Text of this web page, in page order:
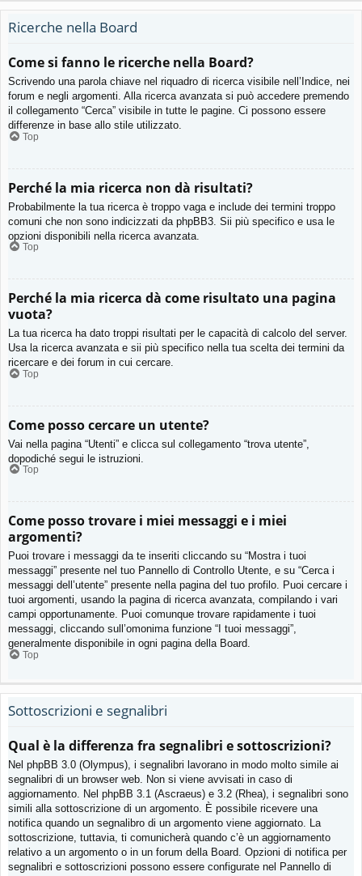
Ricerche nella Board
Come si fanno le ricerche nella Board?
Scrivendo una parola chiave nel riquadro di ricerca visibile nell’Indice, nei
forum e negli argomenti. Alla ricerca avanzata si può accedere premendo
il collegamento “Cerca” visibile in tutte le pagine. Ci possono essere
differenze in base allo stile utilizzato.
Top
Perché la mia ricerca non dà risultati?
Probabilmente la tua ricerca è troppo vaga e include dei termini troppo
comuni che non sono indicizzati da phpBB3. Sii più specifico e usa le
opzioni disponibili nella ricerca avanzata.
Top
Perché la mia ricerca dà come risultato una pagina
vuota?
La tua ricerca ha dato troppi risultati per le capacità di calcolo del server.
Usa la ricerca avanzata e sii più specifico nella tua scelta dei termini da
ricercare e dei forum in cui cercare.
Top
Come posso cercare un utente?
Vai nella pagina “Utenti” e clicca sul collegamento “trova utente”,
dopodiché segui le istruzioni.
Top
Come posso trovare i miei messaggi e i miei
argomenti?
Puoi trovare i messaggi da te inseriti cliccando su “Mostra i tuoi
messaggi” presente nel tuo Pannello di Controllo Utente, e su “Cerca i
messaggi dell’utente” presente nella pagina del tuo profilo. Puoi cercare i
tuoi argomenti, usando la pagina di ricerca avanzata, compilando i vari
campi opportunamente. Puoi comunque trovare rapidamente i tuoi
messaggi, cliccando sull’omonima funzione “I tuoi messaggi”,
generalmente disponibile in ogni pagina della Board.
Top
Sottoscrizioni e segnalibri
Qual è la differenza fra segnalibri e sottoscrizioni?
Nel phpBB 3.0 (Olympus), i segnalibri lavorano in modo molto simile ai
segnalibri di un browser web. Non si viene avvisati in caso di
aggiornamento. Nel phpBB 3.1 (Ascraeus) e 3.2 (Rhea), i segnalibri sono
simili alla sottoscrizione di un argomento. È possibile ricevere una
notifica quando un segnalibro di un argomento viene aggiornato. La
sottoscrizione, tuttavia, ti comunicherà quando c’è un aggiornamento
relativo a un argomento o in un forum della Board. Opzioni di notifica per
segnalibri e sottoscrizioni possono essere configurate nel Pannello di